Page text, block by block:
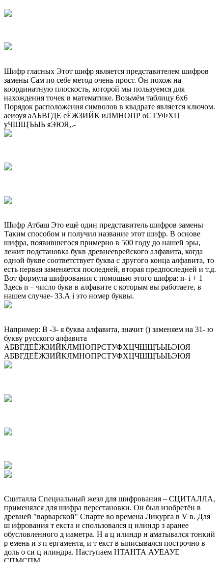
Шифр гласных Этот шифр является представителем шифров
замены Сам по себе метод очень прост. Он похож на
координатную плоскость, которой мы пользуемся для
нахождения точек в математике. Возьмём таблицу 6х6
Порядок расположения символов в квадрате является ключом.
аеиоуя аАБВГДЕ еЁЖЗИЙК иЛМНОПР оСТУФХЦ
уЧШЩЪЫЬ яЭЮЯ,.-
Шифр Атбаш Это ещё один представитель шифров замены
Таким способом и получил название этот шифр. В основе
шифра, появившегося примерно в 500 году до нашей эры,
лежит подстановка букв древнееврейского алфавита, когда
одной букве соответствует буква с другого конца алфавита, то
есть первая заменяется последней, вторая предпоследней и т.д.
Вот формула шифрования с помощью этого шифра: n- i + 1
Здесь n – число букв в алфавите с которым вы работаете, в
нашем случае- 33.А i это номер буквы.
Например: В -3- я буква алфавита, значит () заменяем на 31- ю
букву русского алфавита
АБВГДЕЁЖЗИЙКЛМНОПРСТУФХЦЧШЩЪЫЬЭЮЯ
АБВГДЕЁЖЗИЙКЛМНОПРСТУФХЦЧШЩЪЫЬЭЮЯ
Сциталла Специальный жезл для шифрования – СЦИТАЛЛА,
применялся для шифра перестановки. Он был изобретён в
древней "варварской" Спарте во времена Ликурга в V в. Для
ш ифрования т екста и спользовался ц илиндр з аранее
обусловленного д иаметра. Н а ц илиндр н аматывался тонкий
р емень и з п ергамента, и т екст в ыписывался построчно в
доль о си ц илиндра. Наступаем НТАНТА АУЕАУЕ